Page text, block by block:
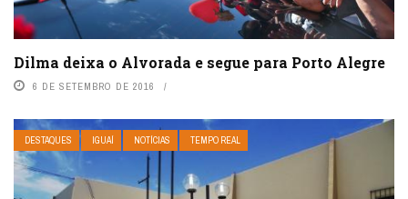
Dilma deixa o Alvorada e segue para Porto Alegre
6 DE SETEMBRO DE 2016
DESTAQUES IGUAÍ NOTÍCIAS TEMPO REAL